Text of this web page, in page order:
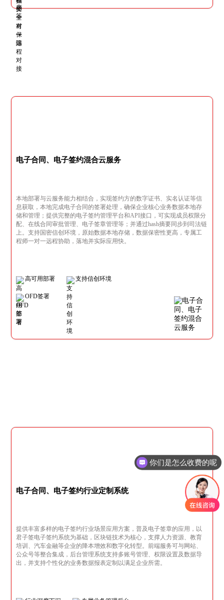
电子合同、电子签约混合云服务
本地部署与云服务能力相结合，实现签约方的数字证书、实名认证等信
息获取，本地完成电子合同的签署处理，确保企业核心业务数据本地存
储和管理；提供完整的电子签约管理平台和API接口，可实现成员权限分
配、在线合同审批管理、电子签章管理等；并通过hash摘要同步到司法链
上。支持国密信创环境，原始数据本地存储，数据保密性更高，专属工
程师一对一远程协助，落地并实际应用快。
高可用部署 支持信创环境
OFD签署
电子合同、电子签约行业定制系统
提供丰富多样的电子签约行业场景应用方案，普及电子签章的应用，以
君子签电子签约系统为基础，区块链技术为核心，支撑人力资源、教育
培训、汽车金融等企业的降本增效和数字化转型。前端服务可与网站、
公众号等整合集成，后台管理系统支持多账号管理、权限设置及数据导
出，并支持个性化的业务数据报表定制以满足企业所需。
你们是怎么收费的呢